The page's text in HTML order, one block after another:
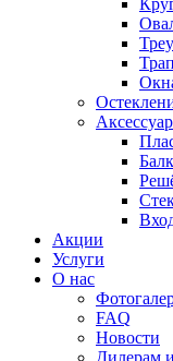
Акции
Услуги
О нас
FAQ
Новости
Дилерам